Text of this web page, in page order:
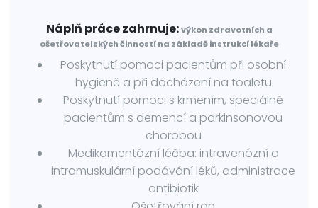
Náplň práce zahrnuje:výkon zdravotních a
ošetřovatelských činností na základě instrukcí lékaře
Poskytnutí pomoci pacientům při osobní
hygieně a při docházení na toaletu
Poskytnutí pomoci s krmením, speciálně
pacientům s demencí a parkinsonovou
chorobou
Medikamentózní léčba: intravenózní a
intramuskulární podávání léků, administrace
antibiotik